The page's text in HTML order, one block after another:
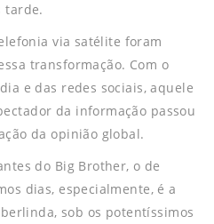
tarde.
via satélite foram
transformação. Com o
e das redes sociais, aquele
da informação passou
da opinião global.
do Big Brother, o de
dias, especialmente, é a
sob os potentíssimos